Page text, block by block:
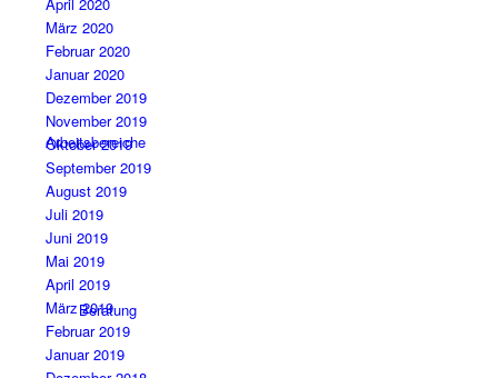
Arbeitsbereiche
Beratung
März 2020
Februar 2020
Januar 2020
Dezember 2019
November 2019
Oktober 2019
September 2019
August 2019
Juli 2019
Juni 2019
Mai 2019
April 2019
März 2019
Februar 2019
Januar 2019